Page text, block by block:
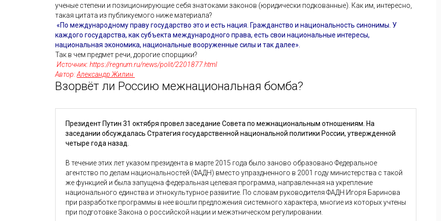
ученые степени и позиционирующие себя знатоками законов (юридически подкованные). Как им, интересно,
такая цитата из публикуемого ниже материала?
«По международному праву государство это и есть нация. Гражданство и национальность синонимы. У
каждого государства, как субъекта международного права, есть свои национальные интересы,
национальная экономика, национальные вооруженные силы и так далее».
Так в чем предмет речи, дорогие спорщики?
Источник:https://regnum.ru/news/polit/2201877.html
Автор:Александр Жилин
Взорвёт ли Россию межнациональная бомба?
Президент Путин 31 октября провел заседание Совета по межнациональным отношениям. На
заседании обсуждалась Стратегия государственной национальной политики России, утвержденной
четыре года назад.
В течение этих лет указом президента в марте 2015 года было заново образовано Федеральное
агентство по делам национальностей (ФАДН) вместо упраздненного в 2001 году министерства с такой
же функцией и была запущена федеральная целевая программа, направленная на укрепление
национального единства и этнокультурное развитие. По словам руководителя ФАДН Игоря Баринова
при разработке программы в нее вошли предложения системного характера, многие из которых учтены
при подготовке Закона о российской нации и межэтническом регулировании.